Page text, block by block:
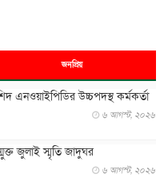
জনপ্রিয়
এনওয়াইপিডির উচ্চপদস্থ কর্মকর্তা
৬ আগস্ট, ২০২৬
জুলাই স্মৃতি জাদুঘর
৬ আগস্ট, ২০২৬